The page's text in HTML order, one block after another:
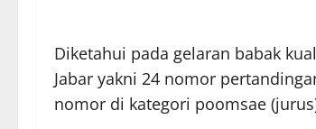
Diketahui pada gelaran babak
Jabar yakni 24 nomor
nomor di kategori poomsae